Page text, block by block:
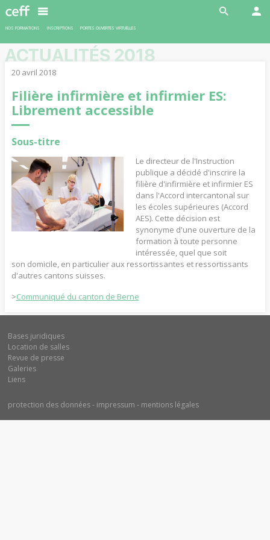
NOS FORMATIONS INSCRIPTIONS PORTES OUVERTES VIRTUELLES
ACTUALITÉS 2018
20 avril 2018
Filière infirmière et infirmier ES:
Librement accessible
Sous-titre
Le directeur de l'Instruction
publique a décidé d'inscrire la
filière d'infirmière et infirmier ES
dans l'Accord intercantonal sur
les écoles supérieures (Accord
AES). Cette décision est
synonyme d'une ouverture de la
formation à toute personne
intéressée, quel que soit
son domicile, en particulier aux ressortissantes et ressortissants
d'autres cantons suisses.
>Communiqué du canton de Berne
Bases juridiques
Location de salles
Revue de presse
Galeries
Liens
protection des données impressum mentions légales